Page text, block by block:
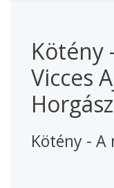
Kötény
Vicces
Kötény - A